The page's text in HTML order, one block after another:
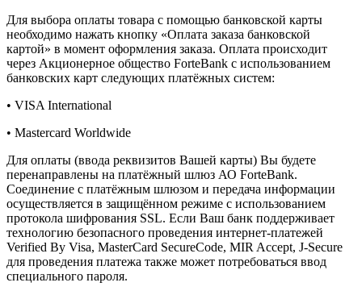
Для выбора оплаты товара с помощью банковской карты
необходимо нажать кнопку «Оплата заказа банковской
картой» в момент оформления заказа. Оплата происходит
через Акционерное общество ForteBank с использованием
банковских карт следующих платёжных систем:
• VISA International
• Mastercard Worldwide
Для оплаты (ввода реквизитов Вашей карты) Вы будете
перенаправлены на платёжный шлюз АО ForteBank.
Соединение с платёжным шлюзом и передача информации
осуществляется в защищённом режиме с использованием
протокола шифрования SSL. Если Ваш банк поддерживает
технологию безопасного проведения интернет-платежей
Verified By Visa, MasterCard SecureCode, MIR Accept, J-Secure
для проведения платежа также может потребоваться ввод
специального пароля.